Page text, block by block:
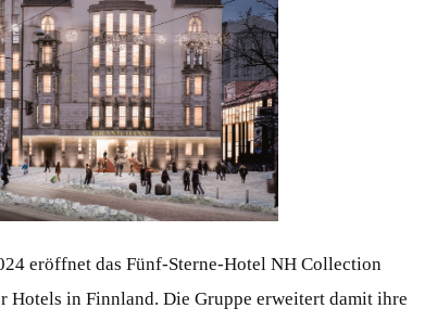
eröffnet das Fünf-Sterne-Hotel NH Collection
Hotels in Finnland. Die Gruppe erweitert damit ihre